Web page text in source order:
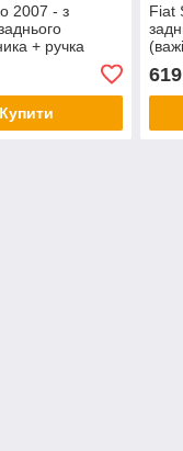
2007 - з
+ ручка
Купити
Fiat
619